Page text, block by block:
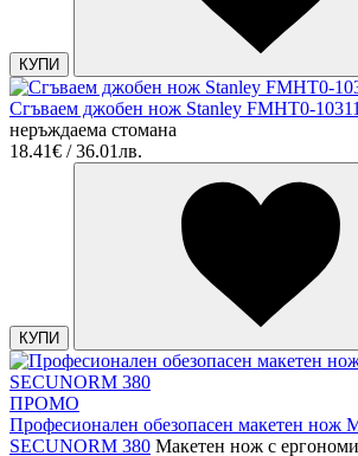
КУПИ
Сгъваем джобен нож Stanley FMHT0-10311
неръждаема стомана
18.41€ / 36.01лв.
КУПИ
ПРОМО
Професионален обезопасен макетен нож
SECUNORM 380 Макетен нож с